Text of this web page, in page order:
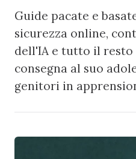
Guide pacate e
sicurezza online,
dell'IA e tutto il
consegna al suo
genitori in